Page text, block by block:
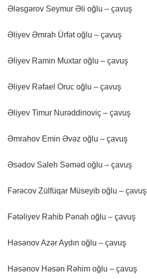
Ələsgərov Seymur Əli oğlu – çavuş
Əliyev Əmrah Ürfət oğlu – çavuş
Əliyev Ramin Muxtar oğlu – çavuş
Əliyev Rəfael Oruc oğlu – çavuş
Əliyev Timur Nurəddinoviç – çavuş
Əmrahov Emin Əvəz oğlu – çavuş
Əsədov Saleh Səməd oğlu – çavuş
Fərəcov Zülfüqar Müseyib oğlu – çavuş
Fətəliyev Rahib Pənah oğlu – çavuş
Həsənov Azər Aydın oğlu – çavuş
Həsənov Həsən Rəhim oğlu – çavuş